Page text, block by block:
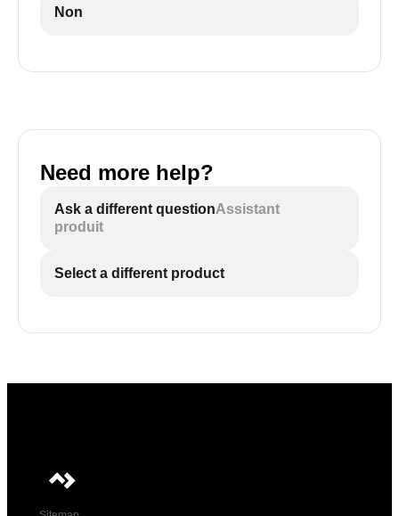
Non
Need more help?
Ask a different questionAssistant
produit
Select a different product